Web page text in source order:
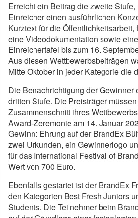
Erreicht ein Beitrag die zweite
Einreicher einen ausführlichen
Kurztext für die Öffentlichkeitsarbeit,
eine Videodokumentation sowie
Einreichertafel bis zum 16.
Aus diesen Wettbewerbsbeiträgen
Mitte Oktober in jeder Kategorie die
Die Benachrichtigung der Gewinner
dritten Stufe. Die Preisträger
Zusammenschnitt ihres
Award-Zeremonie am 14. Januar
Gewinn: Ehrung auf der BrandEx
zwei Urkunden, ein Gewinnerlogo
für das International Festival of
Wert von 700 Euro.
Ebenfalls gestartet ist der BrandEx
den Kategorien Best Fresh Juniors
Students. Die Teilnehmer beim